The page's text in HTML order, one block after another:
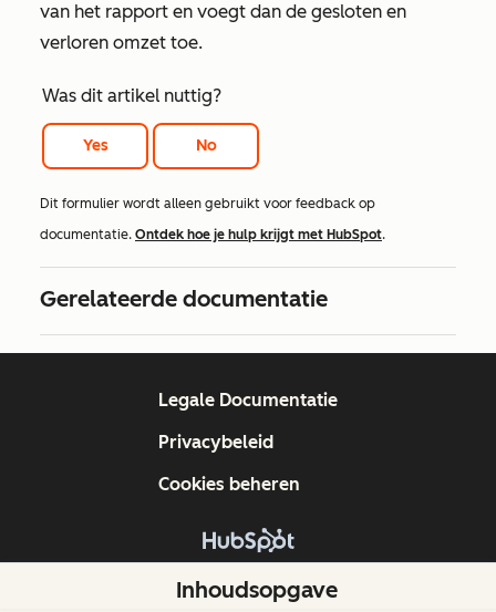
van het rapport en voegt dan de gesloten en
verloren omzet toe.
Was dit artikel nuttig?
Yes No
Dit formulier wordt alleen gebruikt voor feedback op
documentatie. Ontdek hoe je hulp krijgt met HubSpot.
Gerelateerde documentatie
Inhoudsopgave
Copyright © 2026 HubSpot, Inc.
Legale Documentatie
Privacybeleid
Cookies beheren